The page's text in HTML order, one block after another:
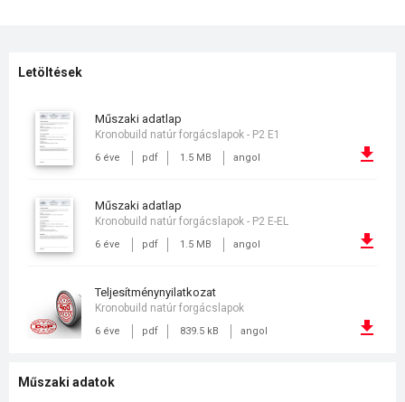
Letöltések
műszaki adatlap
6 éve pdf 1.5 MB angol
Kronobuild natúr forgácslapok - P2 E1
műszaki adatlap
6 éve pdf 1.5 MB angol
Kronobuild natúr forgácslapok - P2 E-EL
teljesítménynyilatkozat
6 éve pdf 839.5 kB angol
Kronobuild natúr forgácslapok
Műszaki adatok